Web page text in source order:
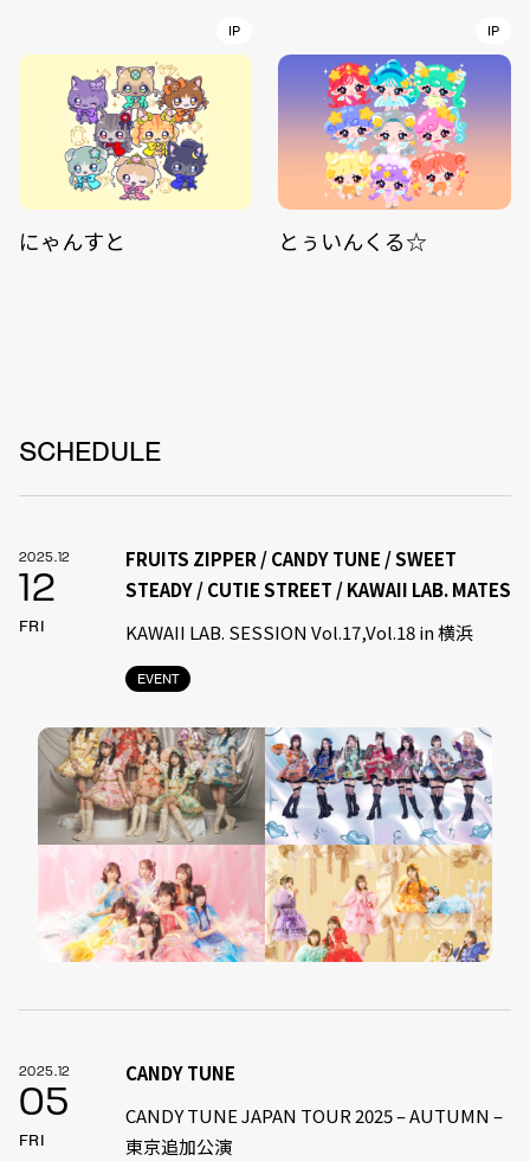
IP
にゃんすと
IP
とぅいんくる☆
SCHEDULE
2025.12
12
FRI
EVENT
FRUITS ZIPPER / CANDY TUNE / SWEET
STEADY / CUTIE STREET / KAWAII LAB. MATES
KAWAII LAB. SESSION Vol.17,Vol.18 in 横浜
2025.12
05
FRI
CANDY TUNE
CANDY TUNE JAPAN TOUR 2025 – AUTUMN –
東京追加公演